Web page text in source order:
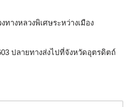
างหลวงพิเศษระหว่างเมือง
ปลายทางส่งไปที่จังหวัดอุตรดิตถ์